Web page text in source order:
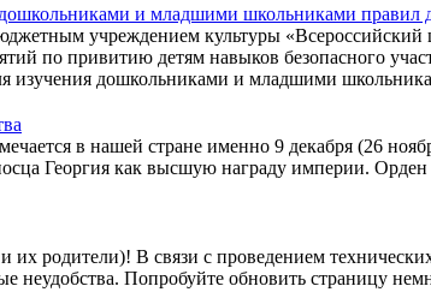
и младшими школьниками правил
учреждением культуры «Всероссийский
по привитию детям навыков безопасного
изучения дошкольниками и младшими
в нашей стране именно 9 декабря (26
Георгия как высшую награду империи.
родители)! В связи с проведением
неудобства. Попробуйте обновить страницу